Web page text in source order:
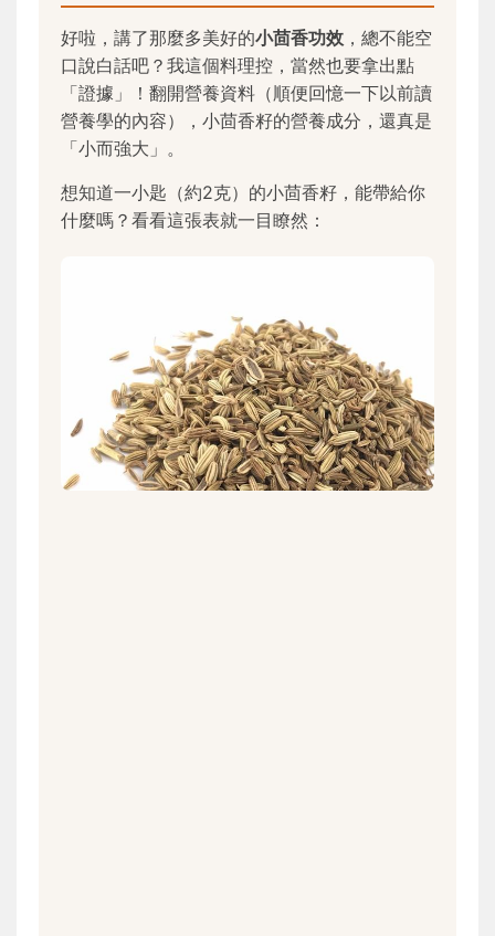
好啦，講了那麼多美好的小茴香功效 ，總不能空
口說白話吧？我這個料理控，當然也要拿出點
「證據」！翻開營養資料（順便回憶一下以前讀
營養學的內容），小茴香籽的營養成分，還真是
「小而強大」。
想知道一小匙（約2克）的小茴香籽，能帶給你
什麼嗎？看看這張表就一目瞭然：